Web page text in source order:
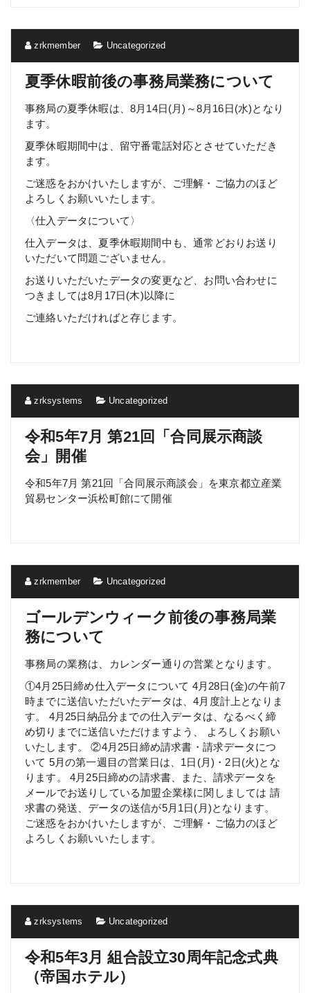
zrkmember Uncategorized
夏季休暇前後の事務局業務について
事務局の夏季休暇は、8月14日(月)～8月16日(水)となり
ます。
夏季休暇期間中は、留守番電話対応とさせていただき
ます。
ご迷惑をおかけいたしますが、ご理解・ご協力のほど
よろしくお願いいたします。
〈仕入データについて〉
仕入データは、夏季休暇期間中も、通常どおりお送り
いただいて問題ございません。
お送りいただいたデータの変更など、お問い合わせに
つきましては8月17日(木)以降に
ご連絡いただければと存じます。
zrksystems Uncategorized
令和5年7月 第21回「合同展示商談
会」開催
令和5年7月 第21回「合同展示商談会」を東京都立産業
貿易センター浜松町館にて開催
zrkmember Uncategorized
ゴールデンウィーク前後の事務局業
務について
事務局の業務は、カレンダー通りの営業となります。
①4月25日締め仕入データについて 4月28日(金)の午前7
時までに送信いただいたデータは、4月度計上となりま
す。 4月25日納品分までの仕入データは、なるべく締
め切りまでに送信いただけますよう、 よろしくお願い
いたします。 ②4月25日締め請求書・請求データにつ
いて 5月の第一週目の営業日は、1日(月)・2日(火)とな
ります。 4月25日締めの請求書、また、請求データを
メールでお送りしている加盟企業様に関しましては 請
求書の発送、データの送信が5月1日(月)となります。
ご迷惑をおかけいたしますが、ご理解・ご協力のほど
よろしくお願いいたします。
zrksystems Uncategorized
令和5年3月 組合設立30周年記念式典
（帝国ホテル）